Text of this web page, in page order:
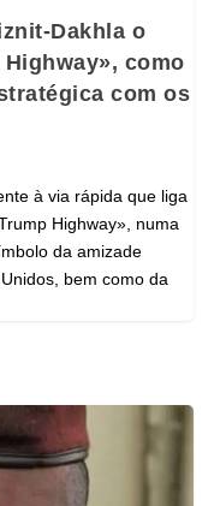
Dakhla o
como
com os
à via rápida que liga
Highway», numa
da amizade
bem como da